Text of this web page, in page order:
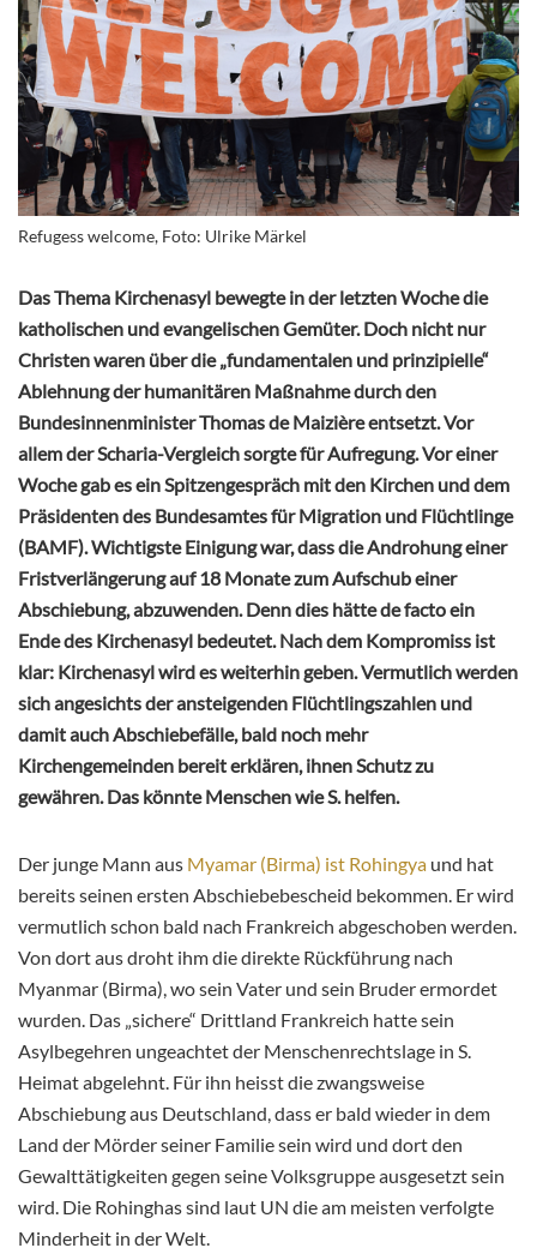
Refugess welcome, Foto: Ulrike Märkel
Das Thema Kirchenasyl bewegte in der letzten Woche die
katholischen und evangelischen Gemüter. Doch nicht nur
Christen waren über die „fundamentalen und prinzipielle“
Ablehnung der humanitären Maßnahme durch den
Bundesinnenminister Thomas de Maizière entsetzt. Vor
allem der Scharia-Vergleich sorgte für Aufregung. Vor einer
Woche gab es ein Spitzengespräch mit den Kirchen und dem
Präsidenten des Bundesamtes für Migration und Flüchtlinge
(BAMF). Wichtigste Einigung war, dass die Androhung einer
Fristverlängerung auf 18 Monate zum Aufschub einer
Abschiebung, abzuwenden. Denn dies hätte de facto ein
Ende des Kirchenasyl bedeutet. Nach dem Kompromiss ist
klar: Kirchenasyl wird es weiterhin geben. Vermutlich werden
sich angesichts der ansteigenden Flüchtlingszahlen und
damit auch Abschiebefälle, bald noch mehr
Kirchengemeinden bereit erklären, ihnen Schutz zu
gewähren. Das könnte Menschen wie S.helfen.
Der junge Mann aus Myamar (Birma) ist Rohingya und hat
bereits seinen ersten Abschiebebescheid bekommen. Er wird
vermutlich schon bald nach Frankreich abgeschoben werden.
Von dort aus droht ihm die direkte Rückführung nach
Myanmar (Birma), wo sein Vater und sein Bruder ermordet
wurden. Das „sichere“ Drittland Frankreich hatte sein
Asylbegehren ungeachtet der Menschenrechtslage in S.
Heimat abgelehnt. Für ihn heisst die zwangsweise
Abschiebung aus Deutschland, dass er bald wieder in dem
Land der Mörder seiner Familie sein wird und dort den
Gewalttätigkeiten gegen seine Volksgruppe ausgesetzt sein
wird. Die Rohinghas sind laut UN die am meisten verfolgte
Minderheit in der Welt.